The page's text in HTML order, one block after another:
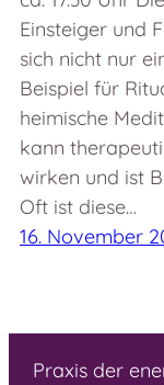
Einsteiger und
sich nicht nur
Beispiel für
heimische
kann
wirken und ist
Oft ist diese…
16. November
Praxis der